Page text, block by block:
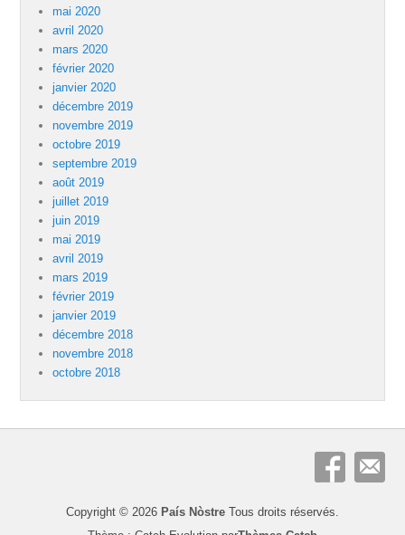
mai 2020
avril 2020
mars 2020
février 2020
janvier 2020
décembre 2019
novembre 2019
octobre 2019
septembre 2019
août 2019
juillet 2019
juin 2019
mai 2019
avril 2019
mars 2019
février 2019
janvier 2019
décembre 2018
novembre 2018
octobre 2018
Copyright © 2026 País Nòstre Tous droits réservés.